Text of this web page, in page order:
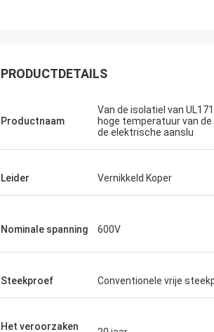
PRODUCTDETAILS
Productnaam
Van de isolatiel van
hoge temperatuur van
de elektrische aanslu
Leider Vernikkeld Koper
Nominale spanning 600V
Steekproef Conventionele vrije
Het veroorzaken